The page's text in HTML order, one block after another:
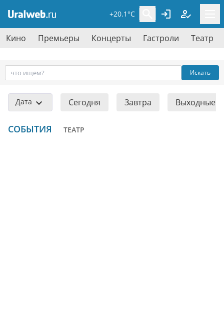
+20.1°C
Кино Премьеры Концерты Гастроли Театр
Искать
Дата Сегодня Завтра Выходные
СОБЫТИЯ ТЕАТР